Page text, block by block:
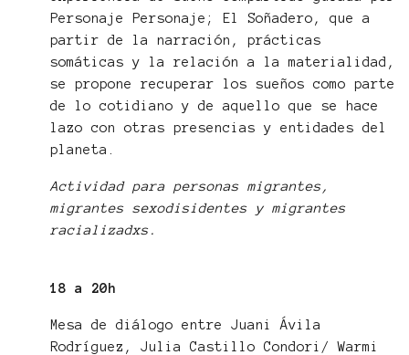
Personaje Personaje; El Soñadero, que a
partir de la narración, prácticas
somáticas y la relación a la materialidad,
se propone recuperar los sueños como parte
de lo cotidiano y de aquello que se hace
lazo con otras presencias y entidades del
planeta.
Actividad para personas migrantes,
migrantes sexodisidentes y migrantes
racializadxs.
18 a 20h
Mesa de diálogo entre Juani Ávila
Rodríguez, Julia Castillo Condori/ Warmi